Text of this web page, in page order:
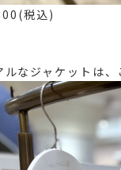
税込)
なジャケットは